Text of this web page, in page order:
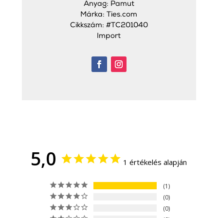
Anyag: Pamut
Márka: Ties.com
Cikkszám: #TC201040
Import
5,0 1 értékelés alapján
1
0
0